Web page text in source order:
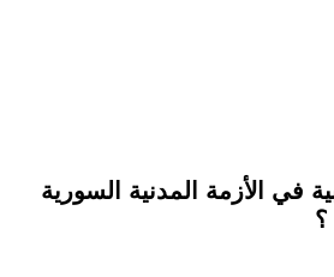
في الأزمة المدنية السورية